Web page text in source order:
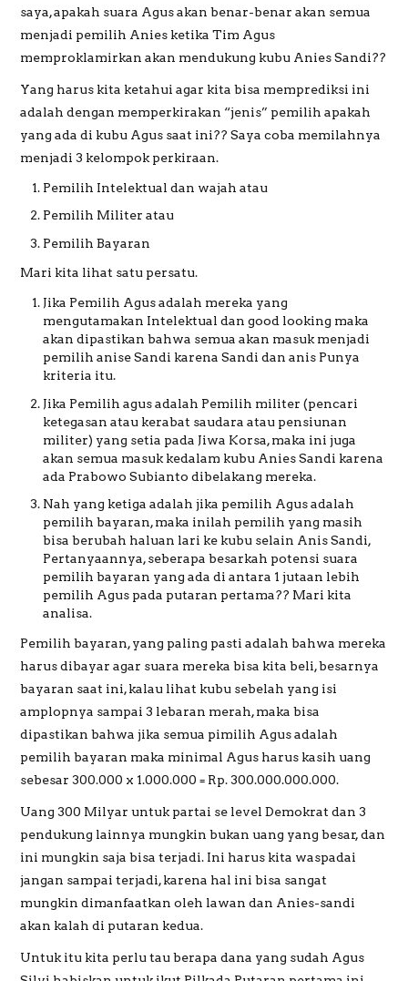
saya, apakah suara Agus akan benar-benar akan semua
menjadi pemilih Anies ketika Tim Agus
memproklamirkan akan mendukung kubu Anies Sandi??
Yang harus kita ketahui agar kita bisa memprediksi ini
adalah dengan memperkirakan “jenis” pemilih apakah
yang ada di kubu Agus saat ini?? Saya coba memilahnya
menjadi 3 kelompok perkiraan.
Pemilih Intelektual dan wajah atau
Pemilih Militer atau
Pemilih Bayaran
Mari kita lihat satu persatu.
Jika Pemilih Agus adalah mereka yang
mengutamakan Intelektual dan good looking maka
akan dipastikan bahwa semua akan masuk menjadi
pemilih anise Sandi karena Sandi dan anis Punya
kriteria itu.
Jika Pemilih agus adalah Pemilih militer (pencari
ketegasan atau kerabat saudara atau pensiunan
militer) yang setia pada Jiwa Korsa, maka ini juga
akan semua masuk kedalam kubu Anies Sandi karena
ada Prabowo Subianto dibelakang mereka.
Nah yang ketiga adalah jika pemilih Agus adalah
pemilih bayaran, maka inilah pemilih yang masih
bisa berubah haluan lari ke kubu selain Anis Sandi,
Pertanyaannya, seberapa besarkah potensi suara
pemilih bayaran yang ada di antara 1 jutaan lebih
pemilih Agus pada putaran pertama?? Mari kita
analisa.
Pemilih bayaran, yang paling pasti adalah bahwa mereka
harus dibayar agar suara mereka bisa kita beli, besarnya
bayaran saat ini, kalau lihat kubu sebelah yang isi
amplopnya sampai 3 lebaran merah, maka bisa
dipastikan bahwa jika semua pimilih Agus adalah
pemilih bayaran maka minimal Agus harus kasih uang
sebesar 300.000 x 1.000.000 = Rp. 300.000.000.000.
Uang 300 Milyar untuk partai se level Demokrat dan 3
pendukung lainnya mungkin bukan uang yang besar, dan
ini mungkin saja bisa terjadi. Ini harus kita waspadai
jangan sampai terjadi, karena hal ini bisa sangat
mungkin dimanfaatkan oleh lawan dan Anies-sandi
akan kalah di putaran kedua.
Untuk itu kita perlu tau berapa dana yang sudah Agus